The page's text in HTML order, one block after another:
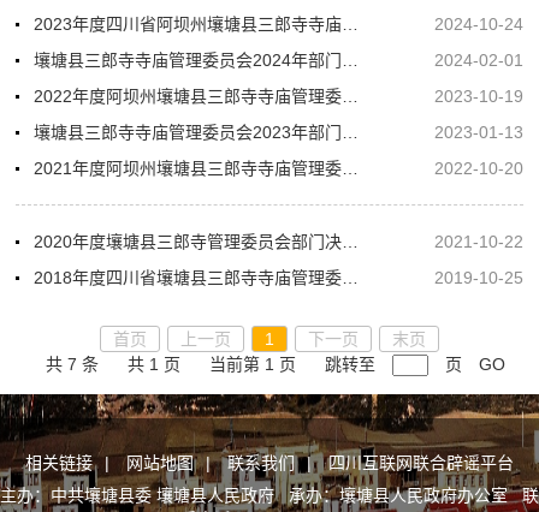
2024-10-24
2024-02-01
2023-10-19
2023-01-13
2022-10-20
2021-10-22
2019-10-25
首页 上一页 1 下一页
末页
共 7 条
共 1 页 当前第 1 页 跳转至 页 GO
相关链接 | 网站地图 | 联系我们 |
四川互联网联合辟谣平台
主办：中共壤塘县委 壤塘县人民政府 承办：壤塘县人民政府办公室 联